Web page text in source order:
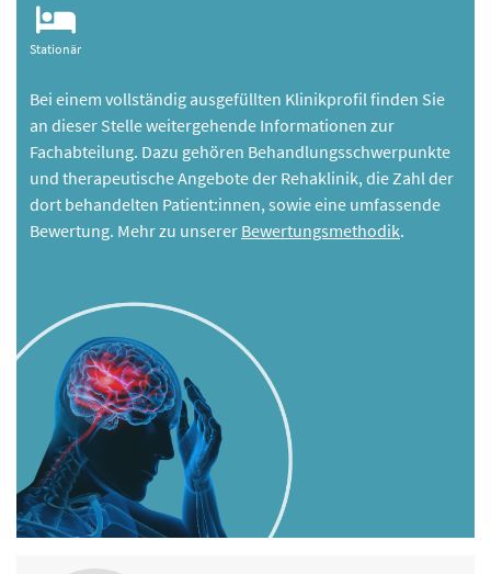
Stationär
Bei einem vollständig ausgefüllten Klinikprofil finden Sie
an dieser Stelle weitergehende Informationen zur
Fachabteilung. Dazu gehören Behandlungsschwerpunkte
und therapeutische Angebote der Rehaklinik, die Zahl der
dort behandelten Patient:innen, sowie eine umfassende
Bewertung. Mehr zu unserer Bewertungsmethodik.